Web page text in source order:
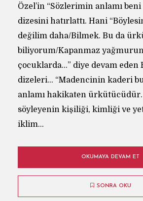
Özel’in “Sözlerimin anlamı
dizesini hatırlattı. Hani
değilim daha/Bilmek. Bu da
biliyorum/Kapanmaz yağmurun
çocuklarda…” diye devam eden
dizeleri… “Madencinin kaderi
anlamı hakikaten ürkütücüdür.
söyleyenin kişiliği, kimliği ve
iklim...
OKUMAYA DEVAM ET
SONRA OKU